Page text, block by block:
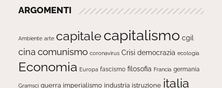
ARGOMENTI
Ambiente arte capitale capitalismo cgil
cina comunismo coronavirus Crisi democrazia ecologia
Economia Europa fascismo filosofia Francia germania
Gramsci guerra imperialismo industria istruzione italia